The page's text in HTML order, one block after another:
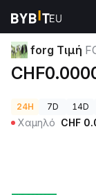
Τιμές
forg Τιμή
24H 7D 14D
Χαμηλό CHF